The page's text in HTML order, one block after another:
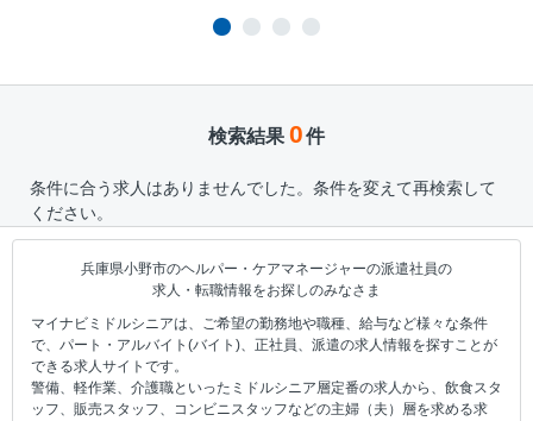
検索結果 0件
条件に合う求人はありませんでした。条件を変えて再検索して
ください。
兵庫県小野市のヘルパー・ケアマネージャーの派遣社員の
求人・転職情報をお探しのみなさま
マイナビミドルシニアは、ご希望の勤務地や職種、給与など様々な条件
で、パート・アルバイト(バイト)、正社員、派遣の求人情報を探すことが
できる求人サイトです。
警備、軽作業、介護職といったミドルシニア層定番の求人から、飲食スタ
ッフ、販売スタッフ、コンビニスタッフなどの主婦（夫）層を求める求